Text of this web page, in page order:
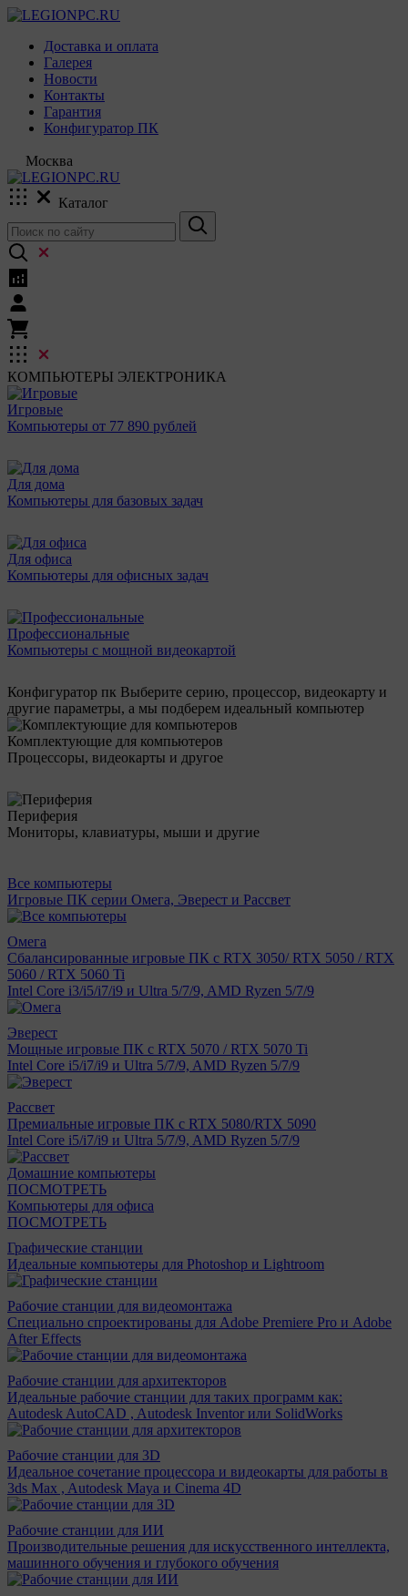
Доставка и оплата
Галерея
Новости
Контакты
Гарантия
Конфигуратор ПК
Москва
Каталог
КОМПЬЮТЕРЫ ЭЛЕКТРОНИКА
Игровые
Компьютеры от 77 890 рублей
Для дома
Компьютеры для базовых задач
Для офиса
Компьютеры для офисных задач
Профессиональные
Компьютеры с мощной видеокартой
Конфигуратор пк Выберите серию, процессор, видеокарту и
другие параметры, а мы подберем идеальный компьютер
Комплектующие для компьютеров
Процессоры, видеокарты и другое
Периферия
Мониторы, клавиатуры, мыши и другие
Все компьютеры
Игровые ПК серии Омега, Эверест и Рассвет
Омега
Сбалансированные игровые ПК с RTX 3050/ RTX 5050 / RTX
5060 / RTX 5060 Ti
Intel Core i3/i5/i7/i9 и Ultra 5/7/9, AMD Ryzen 5/7/9
Эверест
Мощные игровые ПК с RTX 5070 / RTX 5070 Ti
Intel Core i5/i7/i9 и Ultra 5/7/9, AMD Ryzen 5/7/9
Рассвет
Премиальные игровые ПК с RTX 5080/RTX 5090
Intel Core i5/i7/i9 и Ultra 5/7/9, AMD Ryzen 5/7/9
Домашние компьютеры
ПОСМОТРЕТЬ
Компьютеры для офиса
ПОСМОТРЕТЬ
Графические станции
Идеальные компьютеры для Photoshop и Lightroom
Рабочие станции для видеомонтажа
Специально спроектированы для Adobe Premiere Pro и Adobe
After Effects
Рабочие станции для архитекторов
Идеальные рабочие станции для таких программ как:
Autodesk AutoCAD , Autodesk Inventor или SolidWorks
Рабочие станции для 3D
Идеальное сочетание процессора и видеокарты для работы в
3ds Max , Autodesk Maya и Cinema 4D
Рабочие станции для ИИ
Производительные решения для искусственного интеллекта,
машинного обучения и глубокого обучения